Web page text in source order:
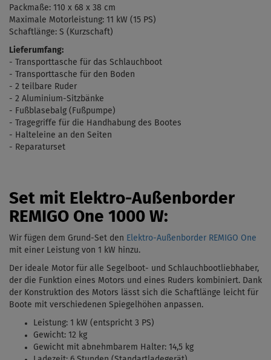
Packmaße: 110 x 68 x 38 cm
Maximale Motorleistung: 11 kW (15 PS)
Schaftlänge: S (Kurzschaft)
Lieferumfang:
- Transporttasche für das Schlauchboot
- Transporttasche für den Boden
- 2 teilbare Ruder
- 2 Aluminium-Sitzbänke
- Fu ßblasebalg ( Fußpumpe)
- Tragegriffe für die Handhabung des Bootes
- Halteleine an den Seiten
- Reparaturset
Set mit Elektro-Außenborder
REMIGO One 1000 W:
Wir fügen dem Grund-Set den Elektro-Außenborder REMIGO One
mit einer Leistung von 1 kW hinzu.
Der ideale Motor für alle Segelboot- und Schlauchbootliebhaber,
der die Funktion eines Motors und eines Ruders kombiniert. Dank
der Konstruktion des Motors lässt sich die Schaftlänge leicht für
Boote mit verschiedenen Spiegelhöhen anpassen.
Leistung: 1 kW (entspricht 3 PS)
Gewicht: 12 kg
Gewicht mit abnehmbarem Halter: 14,5 kg